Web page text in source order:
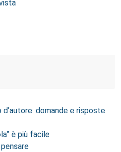
domande e risposte
è più facile